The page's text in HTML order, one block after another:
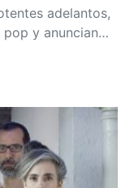
adelantos,
pop y anuncian…